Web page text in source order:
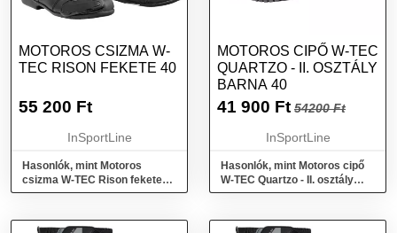
MOTOROS CSIZMA W-
TEC RISON FEKETE 40
55 200 Ft
InSportLine
Hasonlók, mint Motoros
csizma W-TEC Rison fekete
40
MOTOROS CIPŐ W-TEC
QUARTZO - II. OSZTÁLY
BARNA 40
41 900 Ft 54200 Ft
InSportLine
Hasonlók, mint Motoros cipő
W-TEC Quartzo - II. osztály
barna 40